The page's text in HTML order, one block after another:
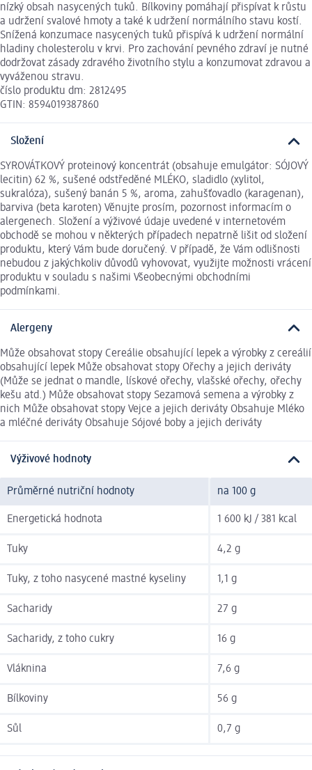
nízký obsah nasycených tuků. Bílkoviny pomáhají přispívat k růstu
a udržení svalové hmoty a také k udržení normálního stavu kostí.
Snížená konzumace nasycených tuků přispívá k udržení normální
hladiny cholesterolu v krvi. Pro zachování pevného zdraví je nutné
dodržovat zásady zdravého životního stylu a konzumovat zdravou a
vyváženou stravu.
číslo produktu dm: 2812495
GTIN: 8594019387860
Složení
SYROVÁTKOVÝ proteinový koncentrát (obsahuje emulgátor: SÓJOVÝ
lecitin) 62 %, sušené odstředěné MLÉKO, sladidlo (xylitol,
sukralóza), sušený banán 5 %, aroma, zahušťovadlo (karagenan),
barviva (beta karoten) Věnujte prosím, pozornost informacím o
alergenech. Složení a výživové údaje uvedené v internetovém
obchodě se mohou v některých případech nepatrně lišit od složení
produktu, který Vám bude doručený. V případě, že Vám odlišnosti
nebudou z jakýchkoliv důvodů vyhovovat, využijte možnosti vrácení
produktu v souladu s našimi Všeobecnými obchodními
podmínkami.
Alergeny
Může obsahovat stopy Cereálie obsahující lepek a výrobky z cereálií
obsahující lepek Může obsahovat stopy Ořechy a jejich deriváty
(Může se jednat o mandle, lískové ořechy, vlašské ořechy, ořechy
kešu atd.) Může obsahovat stopy Sezamová semena a výrobky z
nich Může obsahovat stopy Vejce a jejich deriváty Obsahuje Mléko
a mléčné deriváty Obsahuje Sójové boby a jejich deriváty
Výživové hodnoty
Průměrné nutriční hodnoty na 100 g
Energetická hodnota 1 600 kJ / 381 kcal
Tuky 4,2 g
Tuky, z toho nasycené mastné kyseliny 1,1 g
Sacharidy 27 g
Sacharidy, z toho cukry 16 g
Vláknina 7,6 g
Bílkoviny 56 g
Sůl 0,7 g